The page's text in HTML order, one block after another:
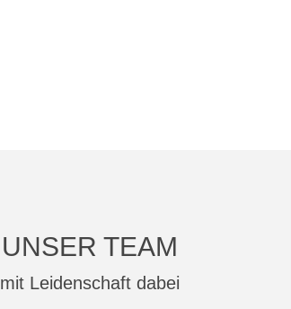
UNSER TEAM
mit Leidenschaft dabei